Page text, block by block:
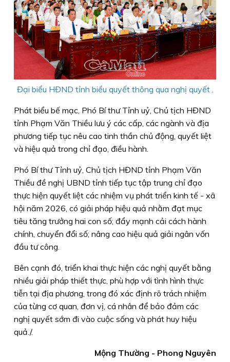
Đại biểu HĐND tỉnh biểu quyết thông qua nghị quyết .
Phát biểu bế mạc, Phó Bí thư Tỉnh uỷ, Chủ tịch HĐND
tỉnh Phạm Văn Thiều lưu ý các cấp, các ngành và địa
phương tiếp tục nêu cao tinh thần chủ động, quyết liệt
và hiệu quả trong chỉ đạo, điều hành.
Phó Bí thư Tỉnh uỷ, Chủ tịch HĐND tỉnh Phạm Văn
Thiều đề nghị UBND tỉnh tiếp tục tập trung chỉ đạo
thực hiện quyết liệt các nhiệm vụ phát triển kinh tế - xã
hội năm 2026, có giải pháp hiệu quả nhằm đạt mục
tiêu tăng trưởng hai con số; đẩy mạnh cải cách hành
chính, chuyển đổi số; nâng cao hiệu quả giải ngân vốn
đầu tư công.
Bên cạnh đó, triển khai thực hiện các nghị quyết bằng
nhiều giải pháp thiết thực, phù hợp với tình hình thực
tiễn tại địa phương, trong đó xác định rõ trách nhiệm
của từng cơ quan, đơn vị, cá nhân để bảo đảm các
nghị quyết sớm đi vào cuộc sống và phát huy hiệu
quả./.
Mộng Thường - Phong Nguyên